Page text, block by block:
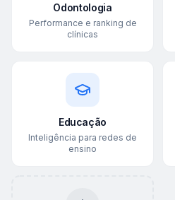
Odontologia
Performance e ranking de
clínicas
Educação
Inteligência para redes de
ensino